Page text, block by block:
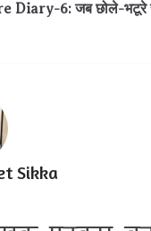
Diary-6: जब छोले-भटूरे से
Sikka